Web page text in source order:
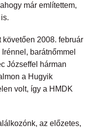
már említettem,
2008. február
barátnőmmel
Józseffel hárman
a Hugyik
volt, így a HMDK
az előzetes,